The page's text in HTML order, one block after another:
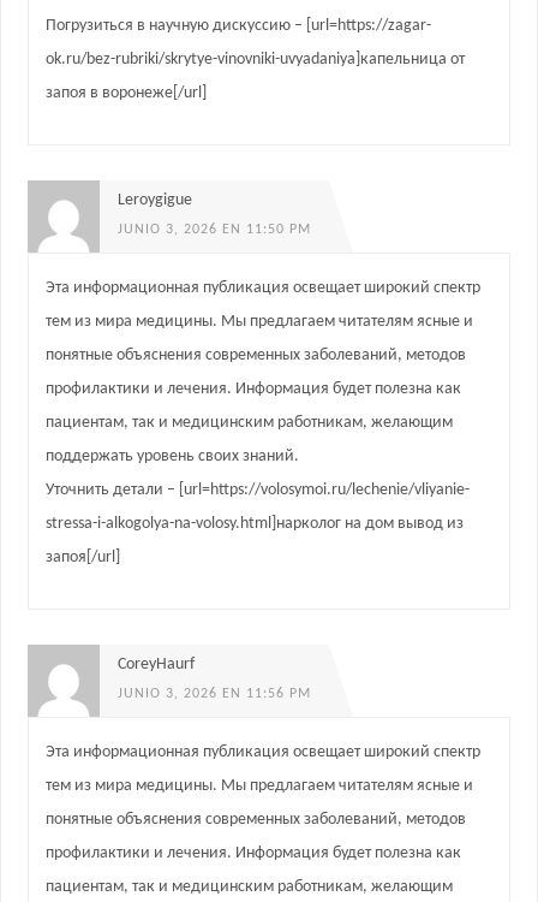
Погрузиться в научную дискуссию – [url=https://zagar-
ok.ru/bez-rubriki/skrytye-vinovniki-uvyadaniya]капельница от
запоя в воронеже[/url]
Leroygigue
JUNIO 3, 2026 EN 11:50 PM
Эта информационная публикация освещает широкий спектр
тем из мира медицины. Мы предлагаем читателям ясные и
понятные объяснения современных заболеваний, методов
профилактики и лечения. Информация будет полезна как
пациентам, так и медицинским работникам, желающим
поддержать уровень своих знаний.
Уточнить детали – [url=https://volosymoi.ru/lechenie/vliyanie-
stressa-i-alkogolya-na-volosy.html]нарколог на дом вывод из
запоя[/url]
CoreyHaurf
JUNIO 3, 2026 EN 11:56 PM
Эта информационная публикация освещает широкий спектр
тем из мира медицины. Мы предлагаем читателям ясные и
понятные объяснения современных заболеваний, методов
профилактики и лечения. Информация будет полезна как
пациентам, так и медицинским работникам, желающим